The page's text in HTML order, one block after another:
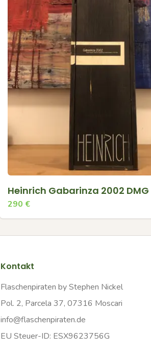
Heinrich Gabarinza 2002 DMG
290 €
Kontakt
Flaschenpiraten by Stephen Nickel
Pol. 2, Parcela 37, 07316 Moscari
info@flaschenpiraten.de
EU Steuer-ID: ESX9623756G